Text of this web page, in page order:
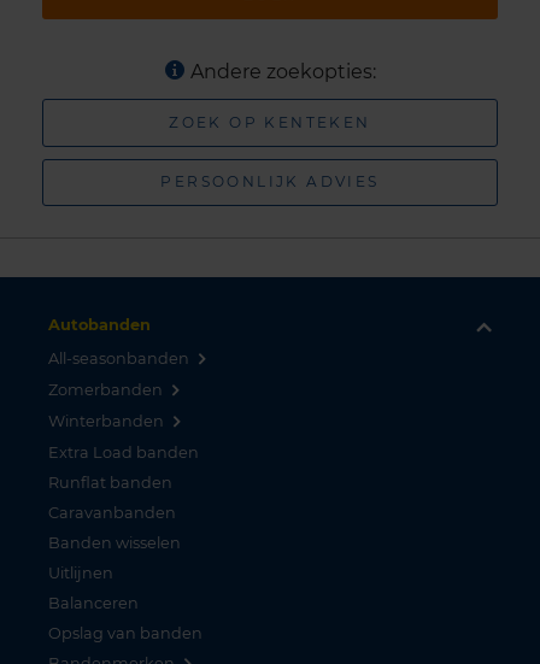
Andere zoekopties:
ZOEK OP KENTEKEN
PERSOONLIJK ADVIES
Autobanden
All-seasonbanden
Zomerbanden
Winterbanden
Extra Load banden
Runflat banden
Caravanbanden
Banden wisselen
Uitlijnen
Balanceren
Opslag van banden